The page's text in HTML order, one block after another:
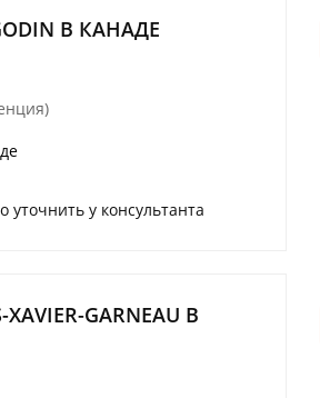
В КАНАДЕ
уточнить у консультанта
GARNEAU В